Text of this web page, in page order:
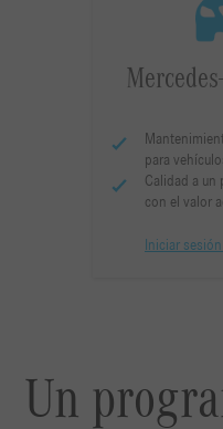
para
Calidad a un
con el valor
Iniciar
Un